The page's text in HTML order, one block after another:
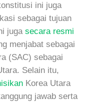
ini juga
sebagai tujuan
juga secara resmi
menjabat sebagai
(SAC) sebagai
Selain itu,
Korea Utara
jawab serta